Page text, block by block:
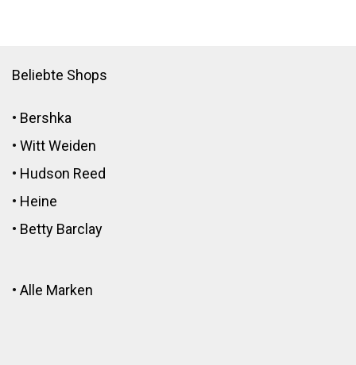
Beliebte Shops
• Bershka
• Witt Weiden
• Hudson Reed
• Heine
• Betty Barclay
• Alle Marken